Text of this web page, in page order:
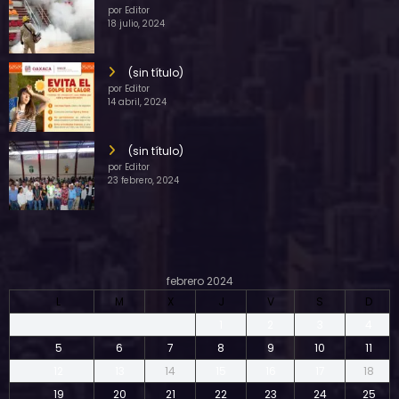
por Editor
18 julio, 2024
(sin título)
por Editor
14 abril, 2024
(sin título)
por Editor
23 febrero, 2024
febrero 2024
L
M X J V S
D
5
6 7 8 9 10
11
14
18
19
20 21 22 23 24 25